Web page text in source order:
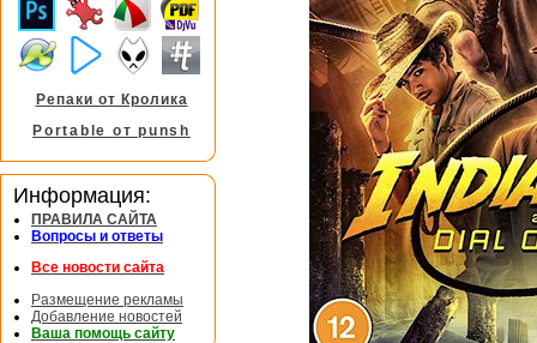
Репаки от Кролика
Portable от punsh
Информация:
ПРАВИЛА САЙТА
Вопросы и ответы
Все новости сайта
Размещение рекламы
Добавление новостей
Ваша помощь сайту